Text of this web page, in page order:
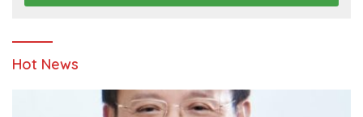
Hot News